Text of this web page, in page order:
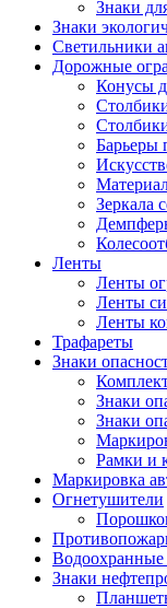
Знаки
Знаки
Светильники
Дорожные
Конусы
Барьеры
Зеркала
Ленты
Ленты
Ленты
Ленты
Трафареты
Знаки
Знаки
Знаки
Рамки и
Маркировка
Огнетушители
Водоохранные
Знаки